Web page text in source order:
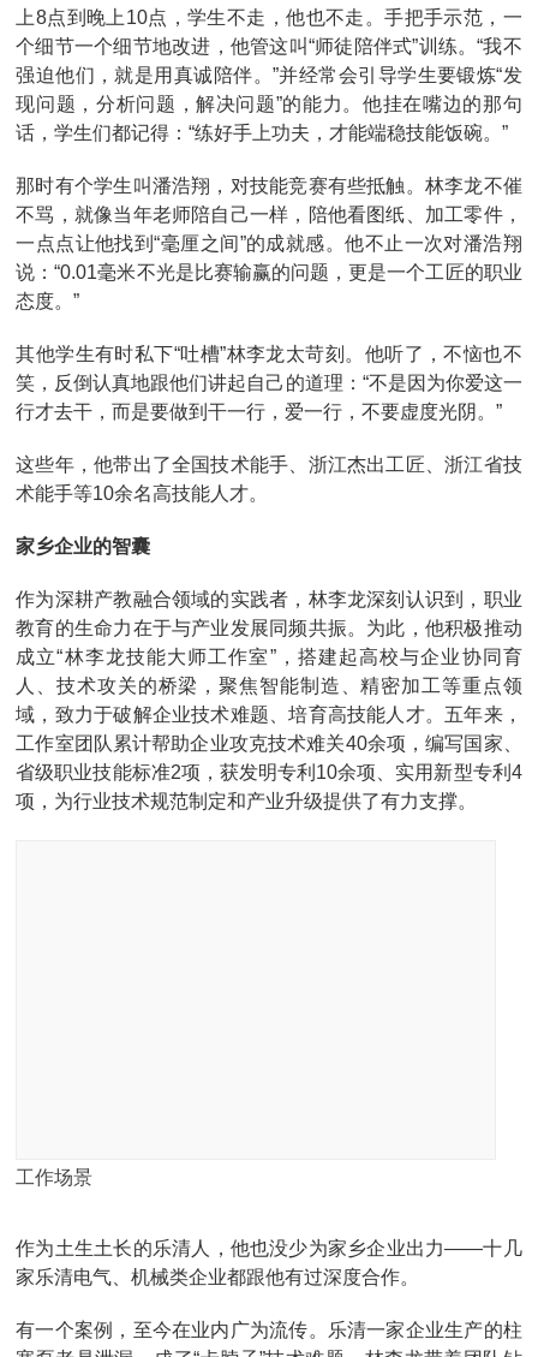
上8点到晚上10点，学生不走，他也不走。手把手示范，一
个细节一个细节地改进，他管这叫“师徒陪伴式”训练。“我不
强迫他们，就是用真诚陪伴。”并经常会引导学生要锻炼“发
现问题，分析问题，解决问题”的能力。他挂在嘴边的那句
话，学生们都记得：“练好手上功夫，才能端稳技能饭碗。”
那时有个学生叫潘浩翔，对技能竞赛有些抵触。林李龙不催
不骂，就像当年老师陪自己一样，陪他看图纸、加工零件，
一点点让他找到“毫厘之间”的成就感。他不止一次对潘浩翔
说：“0.01毫米不光是比赛输赢的问题，更是一个工匠的职业
态度。”
其他学生有时私下“吐槽”林李龙太苛刻。他听了，不恼也不
笑，反倒认真地跟他们讲起自己的道理：“不是因为你爱这一
行才去干，而是要做到干一行，爱一行，不要虚度光阴。”
这些年，他带出了全国技术能手、浙江杰出工匠、浙江省技
术能手等10余名高技能人才。
家乡企业的智囊
作为深耕产教融合领域的实践者，林李龙深刻认识到，职业
教育的生命力在于与产业发展同频共振。为此，他积极推动
成立“林李龙技能大师工作室”，搭建起高校与企业协同育
人、技术攻关的桥梁，聚焦智能制造、精密加工等重点领
域，致力于破解企业技术难题、培育高技能人才。五年来，
工作室团队累计帮助企业攻克技术难关40余项，编写国家、
省级职业技能标准2项，获发明专利10余项、实用新型专利4
项，为行业技术规范制定和产业升级提供了有力支撑。
工作场景
作为土生土长的乐清人，他也没少为家乡企业出力——十几
家乐清电气、机械类企业都跟他有过深度合作。
有一个案例，至今在业内广为流传。乐清一家企业生产的柱